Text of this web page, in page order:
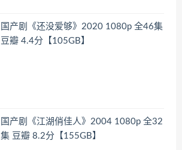
国产剧《还没爱够》2020 1080p 全46集
豆瓣 4.4分【105GB】
国产剧《江湖俏佳人》2004 1080p 全32
集 豆瓣 8.2分【155GB】